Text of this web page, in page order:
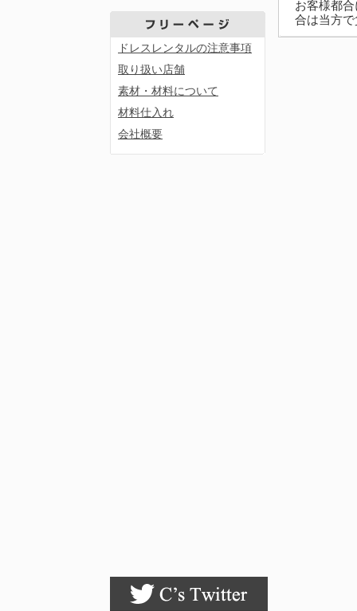
ドレスレンタルの注意事項
取り扱い店舗
素材・材料について
材料仕入れ
会社概要
お客様都
合は当方